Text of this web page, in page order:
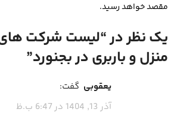
مقصد خواهد رسید.
یک نظر در “لیست شرکت
منزل و باربری در بجنورد”
یعقوبی گفت:
آذر 13, 1404 در 6:47 ب.ظ